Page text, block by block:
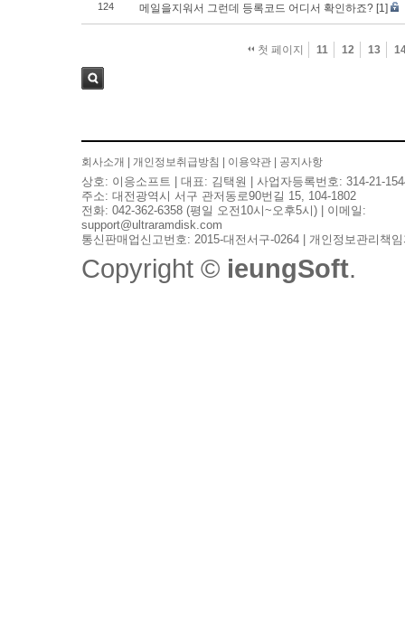
124 메일을지워서 그런데 등록코드 어디서 확인하죠? [1]
첫 페이지 11 12 13
회사소개 개인정보취급방침 이용약관 공지사항
상호: 이응소프트 | 대표: 김택원 | 사업자등록번호: 314-21-
주소: 대전광역시 서구 관저동로90번길 15, 104-1802
전화: 042-362-6358 (평일 오전10시~오후5시) | 이메일:
support@ultraramdisk.com
통신판매업신고번호: 2015-대전서구-0264 | 개인정보관리책
Copyright © ieungSoft.